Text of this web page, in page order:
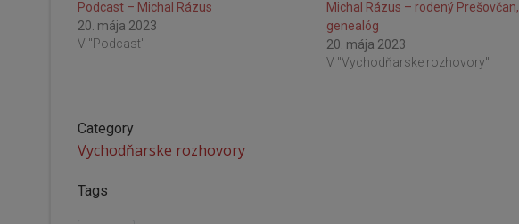
Podcast – Michal Rázus
20. mája 2023
V "Podcast"
Michal Rázus – rodený Prešovčan,
genealóg
20. mája 2023
V "Vychodňarske rozhovory"
Category
Vychodňarske rozhovory
Tags